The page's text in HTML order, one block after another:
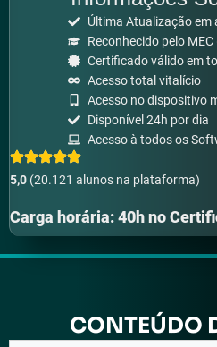
Última Atualização
Reconhecido pelo
Certificado válido em
Acesso total vitalício
Acesso no dispositivo
Disponível 24h por dia
Acesso à todos os
5,0 (20.121 alunos na plataforma)
Carga horária: 40h no
CONTEÚDO